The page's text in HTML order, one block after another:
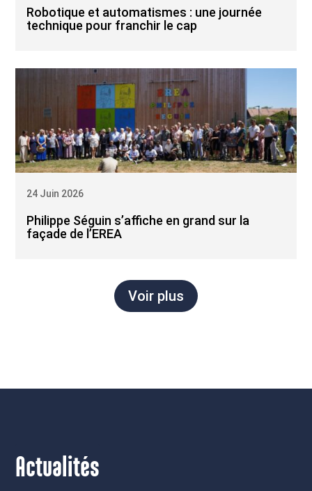
Robotique et automatismes : une journée
technique pour franchir le cap
Philippe Séguin s’affiche en grand sur la
façade de l’EREA
24 Juin 2026
Voir plus
Actualités